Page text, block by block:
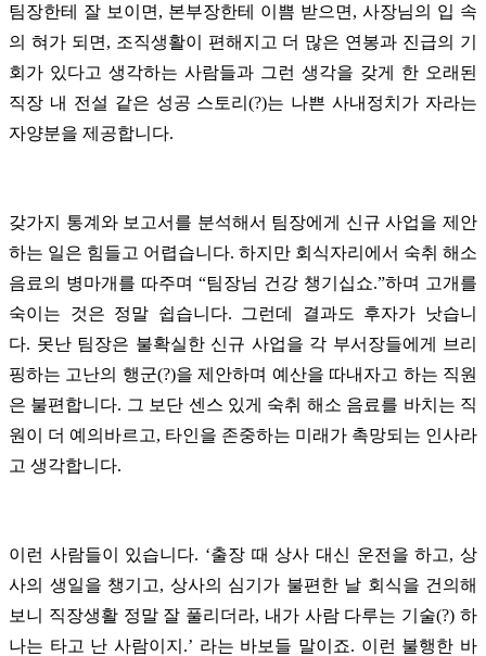
팀장한테 잘 보이면, 본부장한테 이쁨 받으면, 사장님의 입 속
의 혀가 되면, 조직생활이 편해지고 더 많은 연봉과 진급의 기
회가 있다고 생각하는 사람들과 그런 생각을 갖게 한 오래된
직장 내 전설 같은 성공 스토리(?)는 나쁜 사내정치가 자라는
자양분을 제공합니다.
갖가지 통계와 보고서를 분석해서 팀장에게 신규 사업을 제안
하는 일은 힘들고 어렵습니다. 하지만 회식자리에서 숙취 해소
음료의 병마개를 따주며 “팀장님 건강 챙기십쇼.”하며 고개를
숙이는 것은 정말 쉽습니다. 그런데 결과도 후자가 낫습니
다. 못난 팀장은 불확실한 신규 사업을 각 부서장들에게 브리
핑하는 고난의 행군(?)을 제안하며 예산을 따내자고 하는 직원
은 불편합니다. 그 보단 센스 있게 숙취 해소 음료를 바치는 직
원이 더 예의바르고, 타인을 존중하는 미래가 촉망되는 인사라
고 생각합니다.
이런 사람들이 있습니다. ‘출장 때 상사 대신 운전을 하고, 상
사의 생일을 챙기고, 상사의 심기가 불편한 날 회식을 건의해
보니 직장생활 정말 잘 풀리더라, 내가 사람 다루는 기술(?) 하
나는 타고 난 사람이지.’ 라는 바보들 말이죠. 이런 불행한 바